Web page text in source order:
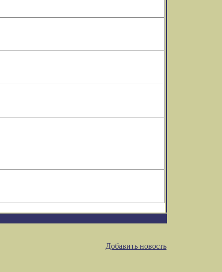
Добавить новость